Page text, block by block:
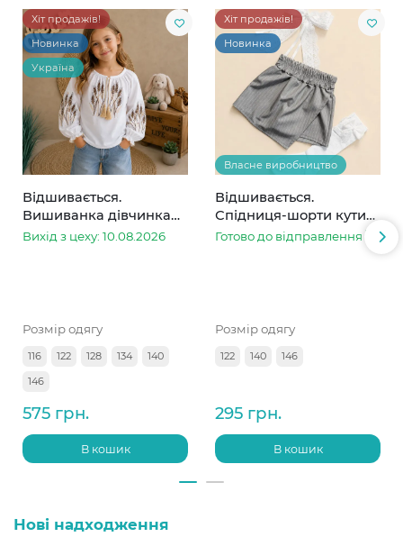
Хіт продажів!
Новинка
Україна
Відшивається.
Вишиванка дівчинка
колоски
Вихід з цеху: 10.08.2026
Розмір одягу
116 122 128 134
140
146
575 грн.
В кошик
Хіт продажів!
Новинка
Власне виробництво
Відшивається.
Спідниця-шорти кутик
сіра в смужку
Готово до відправлення
Розмір одягу
122 140 146
295 грн.
В кошик
Нові надходження